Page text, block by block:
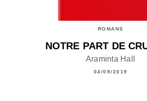
ROMANS
NOTRE PART DE
Araminta Hall
04/09/2019